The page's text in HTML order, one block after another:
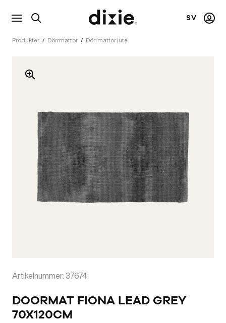
Visa SV
Mitt
Produkter / Dörrmattor / Dörrmattor jute
Artikelnummer: 37674
DOORMAT FIONA LEAD GREY
70X120CM